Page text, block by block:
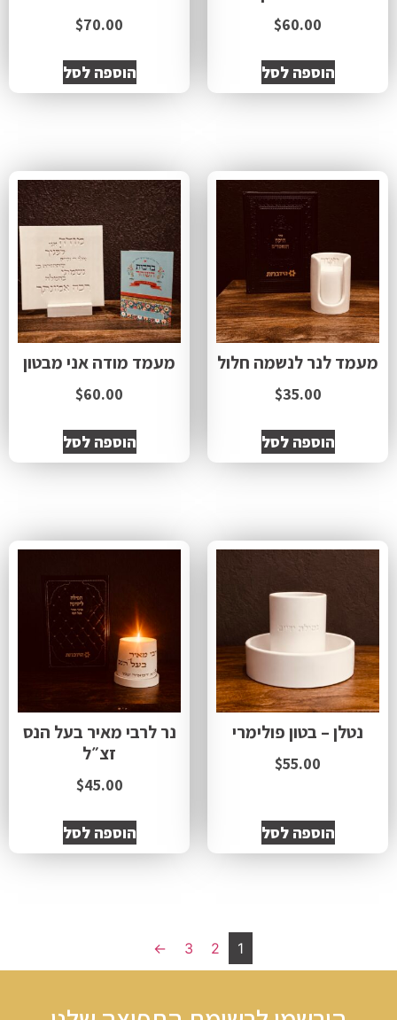
$60.00
הוספה לסל
$70.00
הוספה לסל
מעמד לנר לנשמה חלול
$35.00
הוספה לסל
מעמד מודה אני מבטון
$60.00
הוספה לסל
נטלן – בטון פולימרי
$55.00
הוספה לסל
נר לרבי מאיר בעל הנס
זצ״ל
$45.00
הוספה לסל
1
2
3
←